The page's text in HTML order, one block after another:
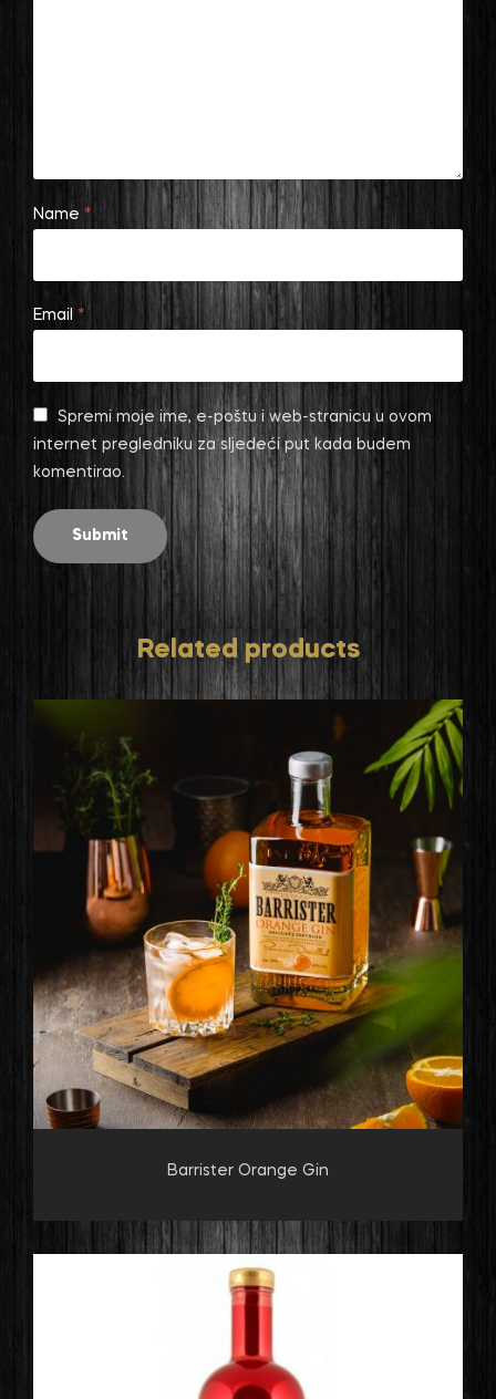
Name *
Email *
Spremi moje ime, e-poštu i web-stranicu u ovom
internet pregledniku za sljedeći put kada budem
komentirao.
Related products
Barrister Orange Gin